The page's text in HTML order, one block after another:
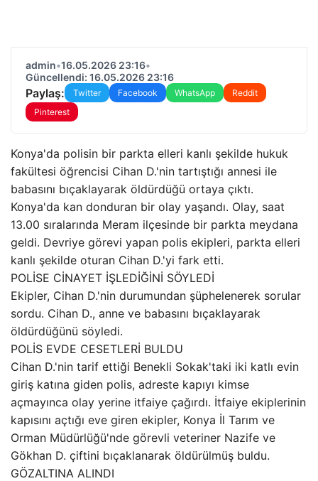
admin•16.05.2026 23:16•
Güncellendi: 16.05.2026 23:16
Paylaş: Twitter Facebook WhatsApp
Reddit
Pinterest
Konya'da polisin bir parkta elleri kanlı şekilde hukuk
fakültesi öğrencisi Cihan D.'nin tartıştığı annesi ile
babasını bıçaklayarak öldürdüğü ortaya çıktı.
Konya'da kan donduran bir olay yaşandı. Olay, saat
13.00 sıralarında Meram ilçesinde bir parkta meydana
geldi. Devriye görevi yapan polis ekipleri, parkta elleri
kanlı şekilde oturan Cihan D.'yi fark etti.
POLİSE CİNAYET İŞLEDİĞİNİ SÖYLEDİ
Ekipler, Cihan D.'nin durumundan şüphelenerek sorular
sordu. Cihan D., anne ve babasını bıçaklayarak
öldürdüğünü söyledi.
POLİS EVDE CESETLERİ BULDU
Cihan D.'nin tarif ettiği Benekli Sokak'taki iki katlı evin
giriş katına giden polis, adreste kapıyı kimse
açmayınca olay yerine itfaiye çağırdı. İtfaiye ekiplerinin
kapısını açtığı eve giren ekipler, Konya İl Tarım ve
Orman Müdürlüğü'nde görevli veteriner Nazife ve
Gökhan D. çiftini bıçaklanarak öldürülmüş buldu.
GÖZALTINA ALINDI